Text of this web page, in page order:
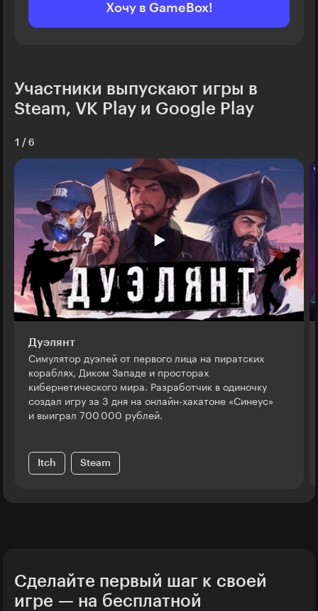
Хочу в GameBox!
Участники выпускают игры в
Steam, VK Play и Google Play
1 / 6
Дуэлянт
Симулятор дуэлей от первого лица на пиратских
кораблях, Диком Западе и просторах
кибернетического мира. Разработчик в одиночку
создал игру за 3 дня на онлайн-хакатоне «Синеус»
и выиграл 700 000 рублей.
Itch Steam
Сделайте первый шаг к своей
игре — на бесплатной